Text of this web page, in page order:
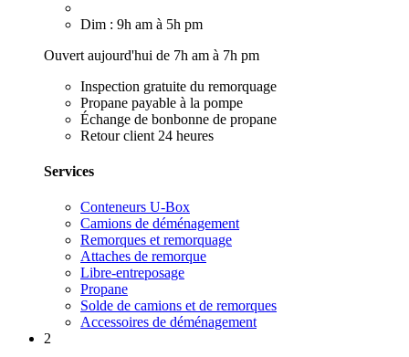
Dim : 9h am à 5h pm
Ouvert aujourd'hui de 7h am à 7h pm
Inspection gratuite du remorquage
Propane payable à la pompe
Échange de bonbonne de propane
Retour client 24 heures
Services
Conteneurs U-Box
Camions de déménagement
Remorques et remorquage
Attaches de remorque
Libre-entreposage
Propane
Solde de camions et de remorques
Accessoires de déménagement
2